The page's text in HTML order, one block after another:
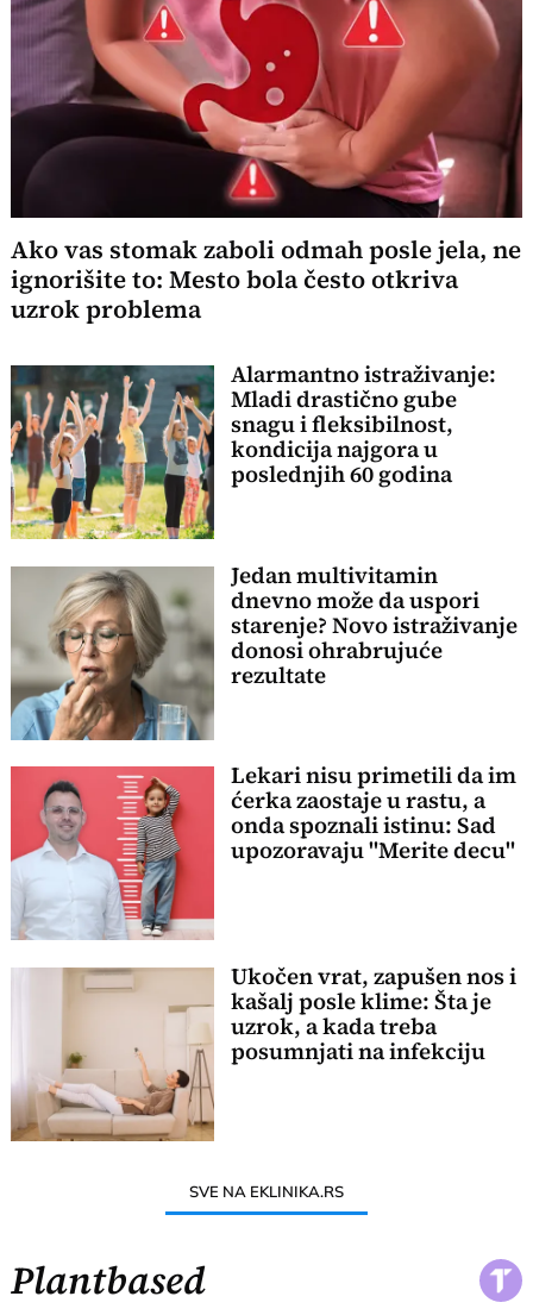
Ako vas stomak zaboli odmah posle jela, ne
ignorišite to: Mesto bola često otkriva
uzrok problema
Alarmantno istraživanje:
Mladi drastično gube
snagu i fleksibilnost,
kondicija najgora u
poslednjih 60 godina
Jedan multivitamin
dnevno može da uspori
starenje? Novo istraživanje
donosi ohrabrujuće
rezultate
Lekari nisu primetili da im
ćerka zaostaje u rastu, a
onda spoznali istinu: Sad
upozoravaju "Merite decu"
Ukočen vrat, zapušen nos i
kašalj posle klime: Šta je
uzrok, a kada treba
posumnjati na infekciju
SVE NA EKLINIKA.RS
Plantbased